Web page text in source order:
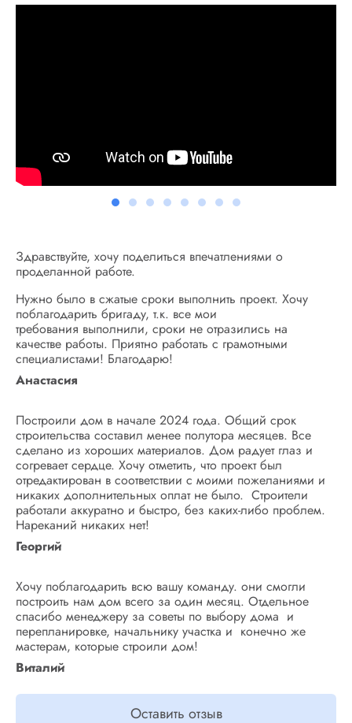
Здравствуйте, хочу поделиться впечатлениями о
проделанной работе.
Нужно было в сжатые сроки выполнить проект. Хочу
поблагодарить бригаду, т.к. все мои
требования выполнили, сроки не отразились на
качестве работы. Приятно работать с грамотными
специалистами! Благодарю!
Анастасия
Построили дом в начале 2024 года. Общий срок
строительства составил менее полутора месяцев. Все
сделано из хороших материалов. Дом радует глаз и
согревает сердце. Хочу отметить, что проект был
отредактирован в соответствии с моими пожеланиями и
никаких дополнительных оплат не было. Строители
работали аккуратно и быстро, без каких-либо проблем.
Нареканий никаких нет!
Георгий
Хочу поблагодарить всю вашу команду. они смогли
построить нам дом всего за один месяц. Отдельное
спасибо менеджеру за советы по выбору дома и
перепланировке, начальнику участка и конечно же
мастерам, которые строили дом!
Виталий
Оставить отзыв